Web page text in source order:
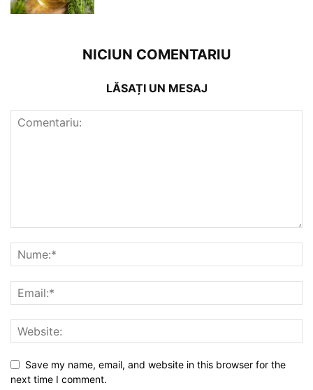
NICIUN COMENTARIU
LĂSAȚI UN MESAJ
Save my name, email, and website in this browser for the
next time I comment.